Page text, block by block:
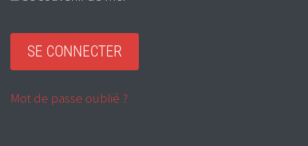
Mot de passe oublié ?